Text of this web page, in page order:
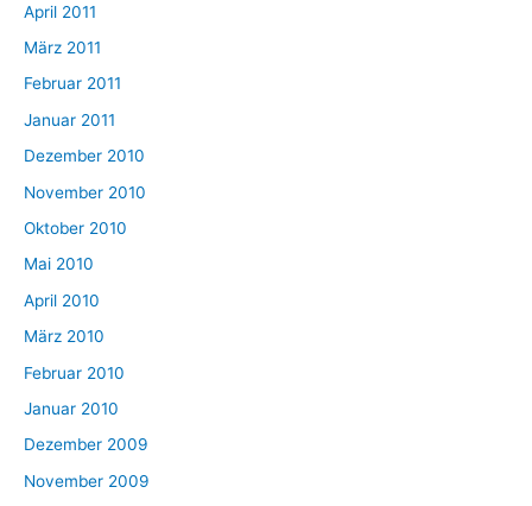
April 2011
März 2011
Februar 2011
Januar 2011
Dezember 2010
November 2010
Oktober 2010
Mai 2010
April 2010
März 2010
Februar 2010
Januar 2010
Dezember 2009
November 2009